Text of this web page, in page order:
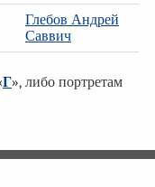
Глебов Андрей
Саввич
Г», либо портретам